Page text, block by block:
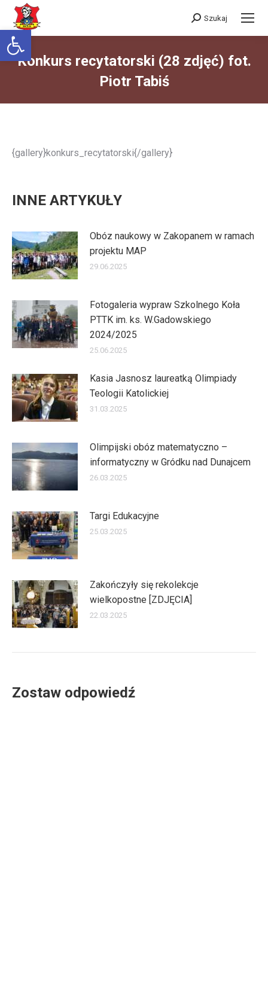
Otwórz pasek narzędzi
Szukaj:
Szukaj
Konkurs recytatorski (28 zdjęć) fot.
Piotr Tabiś
{gallery}konkurs_recytatorski{/gallery}
INNE ARTYKUŁY
Obóz naukowy w Zakopanem w ramach
projektu MAP
29.06.2025
Fotogaleria wypraw Szkolnego Koła
PTTK im. ks. W.Gadowskiego
2024/2025
25.06.2025
Kasia Jasnosz laureatką Olimpiady
Teologii Katolickiej
31.03.2025
Olimpijski obóz matematyczno –
informatyczny w Gródku nad Dunajcem
26.03.2025
Targi Edukacyjne
25.03.2025
Zakończyły się rekolekcje
wielkopostne [ZDJĘCIA]
22.03.2025
Zostaw odpowiedź